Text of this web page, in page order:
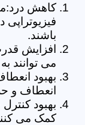
کاهش
باشند.
افزایش
می توانند
بهبود
انعطاف و
بهبود
کمک می